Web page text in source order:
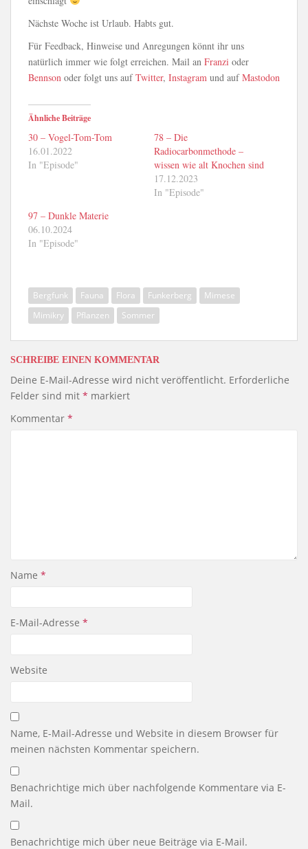
Nächste Woche ist Urlaub. Habts gut.
Für Feedback, Hinweise und Anregungen könnt ihr uns
natürlich immer wie folgt erreichen. Mail an Franzi oder
Bennson oder folgt uns aufTwitter, Instagram und aufMastodon
Ähnliche Beiträge
30 – Vogel-Tom-Tom
16.01.2022
In "Episode"
78 – Die
Radiocarbonmethode –
wissen wie alt Knochen sind
17.12.2023
In "Episode"
97 – Dunkle Materie
06.10.2024
In "Episode"
Bergfunk Fauna Flora Funkerberg
Mimese
Mimikry
Pflanzen Sommer
SCHREIBE EINEN KOMMENTAR
Deine E-Mail-Adresse wird nicht veröffentlicht. Erforderliche
Felder sind mit * markiert
Kommentar *
Name *
E-Mail-Adresse *
Website
Name, E-Mail-Adresse und Website in diesem Browser für
meinen nächsten Kommentar speichern.
Benachrichtige mich über nachfolgende Kommentare via E-
Mail.
Benachrichtige mich über neue Beiträge via E-Mail.